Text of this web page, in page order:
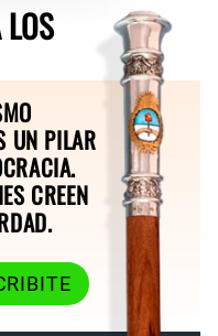
UN PILAR
CREEN